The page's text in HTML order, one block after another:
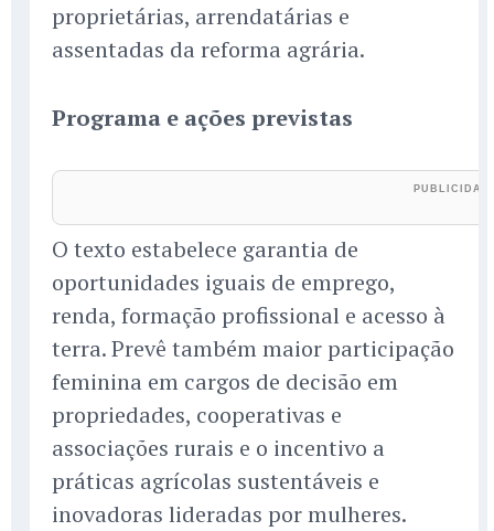
proprietárias, arrendatárias e
assentadas da reforma agrária.
Programa e ações previstas
O texto estabelece garantia de
oportunidades iguais de emprego,
renda, formação profissional e acesso à
terra. Prevê também maior participação
feminina em cargos de decisão em
propriedades, cooperativas e
associações rurais e o incentivo a
práticas agrícolas sustentáveis e
inovadoras lideradas por mulheres.